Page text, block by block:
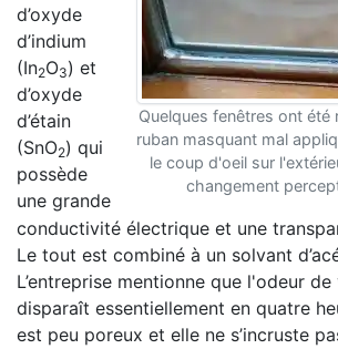
Quelques fenêtres ont été
ruban masquant mal
le coup d'oeil sur
changement
d’oxyde
d’indium
(In2O3) et
d’oxyde
d’étain
(SnO2) qui
possède
une grande
conductivité électrique et une
Le tout est combiné à un solvant
L’entreprise mentionne que l'odeur
disparaît essentiellement en quatre
est peu poreux et elle ne s’incruste